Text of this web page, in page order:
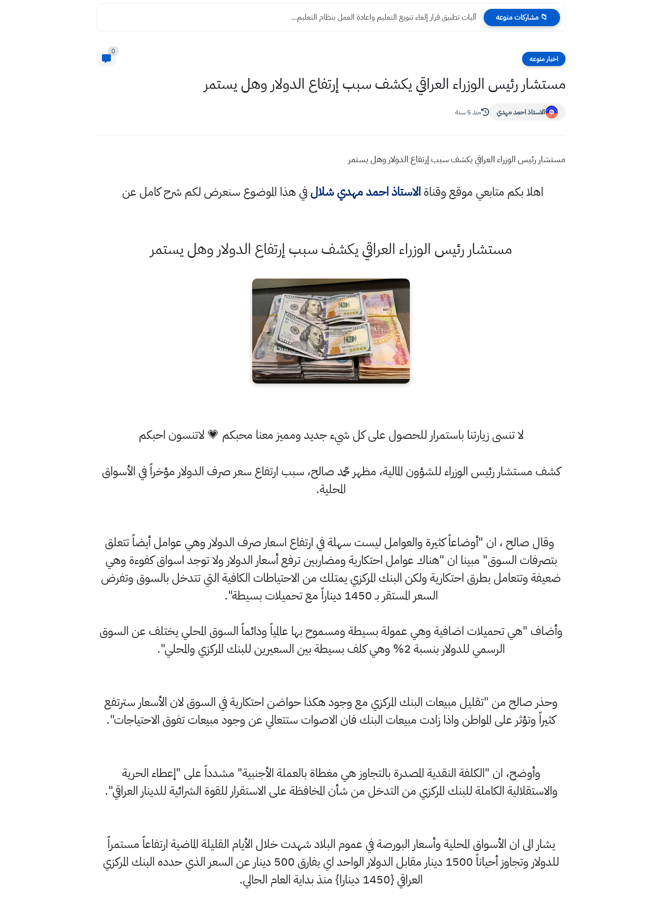
📁 مشاركات منوعه آليات تطبيق قرار إلغاء تنويع التعليم واعادة العمل بنظام التعليم...
اخبار منوعه
0
مستشار رئيس الوزراء العراقي يكشف سبب إرتفاع الدولار وهل يستمر
الاستاذ احمد مهدي منذ 5 سنة
مستشار رئيس الوزراء العراقي يكشف سبب إرتفاع الدولار وهل يستمر
اهلا بكم متابعي موقع وقناةالاستاذ احمد مهدي شلالفي هذا الموضوع سنعرض لكم شرح كامل عن
مستشار رئيس الوزراء العراقي يكشف سبب إرتفاع الدولار وهل يستمر
لا تنسى زيارتنا باستمرار للحصول على كل شيء جديد ومميز معنا محبكم 💗 لاتنسون احبكم
كشف مستشار رئيس الوزراء للشؤون المالية، مظهر محمد صالح، سبب ارتفاع سعر صرف الدولار مؤخراً في الأسواق
المحلية.
وقال صالح ، ان "أوضاعاً كثيرة والعوامل ليست سهلة في ارتفاع اسعار صرف الدولار وهي عوامل أيضاً تتعلق
بتصرفات السوق" مبينا ان "هناك عوامل احتكارية ومضاربين ترفع أسعار الدولار ولا توجد اسواق كفوءة وهي
ضعيفة وتتعامل بطرق احتكارية ولكن البنك المركزي يمتلك من الاحتياطات الكافية التي تتدخل بالسوق وتفرض
السعر المستقر بـ 1450 ديناراً مع تحميلات بسيطة".
وأضاف "هي تحميلات اضافية وهي عمولة بسيطة ومسموح بها عالمياً ودائماً السوق المحلي يختلف عن السوق
الرسمي للدولار بنسبة 2% وهي كلف بسيطة بين السعيرين للبنك المركزي والمحلي".
وحذر صالح من "تقليل مبيعات البنك المركزي مع وجود هكذا حواضن احتكارية في السوق لان الأسعار سترتفع
كثيراً وتؤثر على المواطن واذا زادت مبيعات البنك فان الاصوات ستتعالي عن وجود مبيعات تفوق الاحتياجات".
وأوضح، ان "الكلفة النقدية المصدرة بالتجاوز هي مغطاة بالعملة الأجنبية" مشدداً على "إعطاء الحرية
والاستقلالية الكاملة للبنك المركزي من التدخل من شأن المخافظة على الاستقرار للقوة الشرائية للدينار العراقي".
يشار الى ان الأسواق المحلية وأسعار البورصة في عموم البلاد شهدت خلال الأيام القليلة الماضية ارتفاعاً مستمراً
للدولار وتجاوز أحياناً 1500 دينار مقابل الدولار الواحد اي بفارق 500 دينار عن السعر الذي حدده البنك المركزي
العراقي {1450 دينارا} منذ بداية العام الحالي.